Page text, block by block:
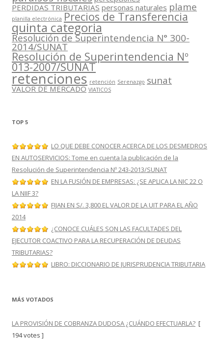
PERDIDAS TRIBUTARIAS personas naturales plame
planilla electrónica Precios de Transferencia
quinta categoria
Resolución de Superintendencia N° 300-
2014/SUNAT
Resolución de Superintendencia Nº
013-2007/SUNAT
retenciones retención Serenazgo sunat
VALOR DE MERCADO VIATICOS
TOP 5
LO QUE DEBE CONOCER ACERCA DE LOS DESMEDROS
EN AUTOSERVICIOS: Tome en cuenta la publicación de la
Resolución de Superintendencia Nº 243-2013/SUNAT
EN LA FUSIÓN DE EMPRESAS: ¿SE APLICA LA NIC 22 O
LA NIIF 3?
FIJAN EN S/. 3,800 EL VALOR DE LA UIT PARA EL AÑO
2014
¿CONOCE CUÁLES SON LAS FACULTADES DEL
EJECUTOR COACTIVO PARA LA RECUPERACIÓN DE DEUDAS
TRIBUTARIAS?
LIBRO: DICCIONARIO DE JURISPRUDENCIA TRIBUTARIA
MÁS VOTADOS
LA PROVISIÓN DE COBRANZA DUDOSA ¿CUÁNDO EFECTUARLA? [
194 votes ]